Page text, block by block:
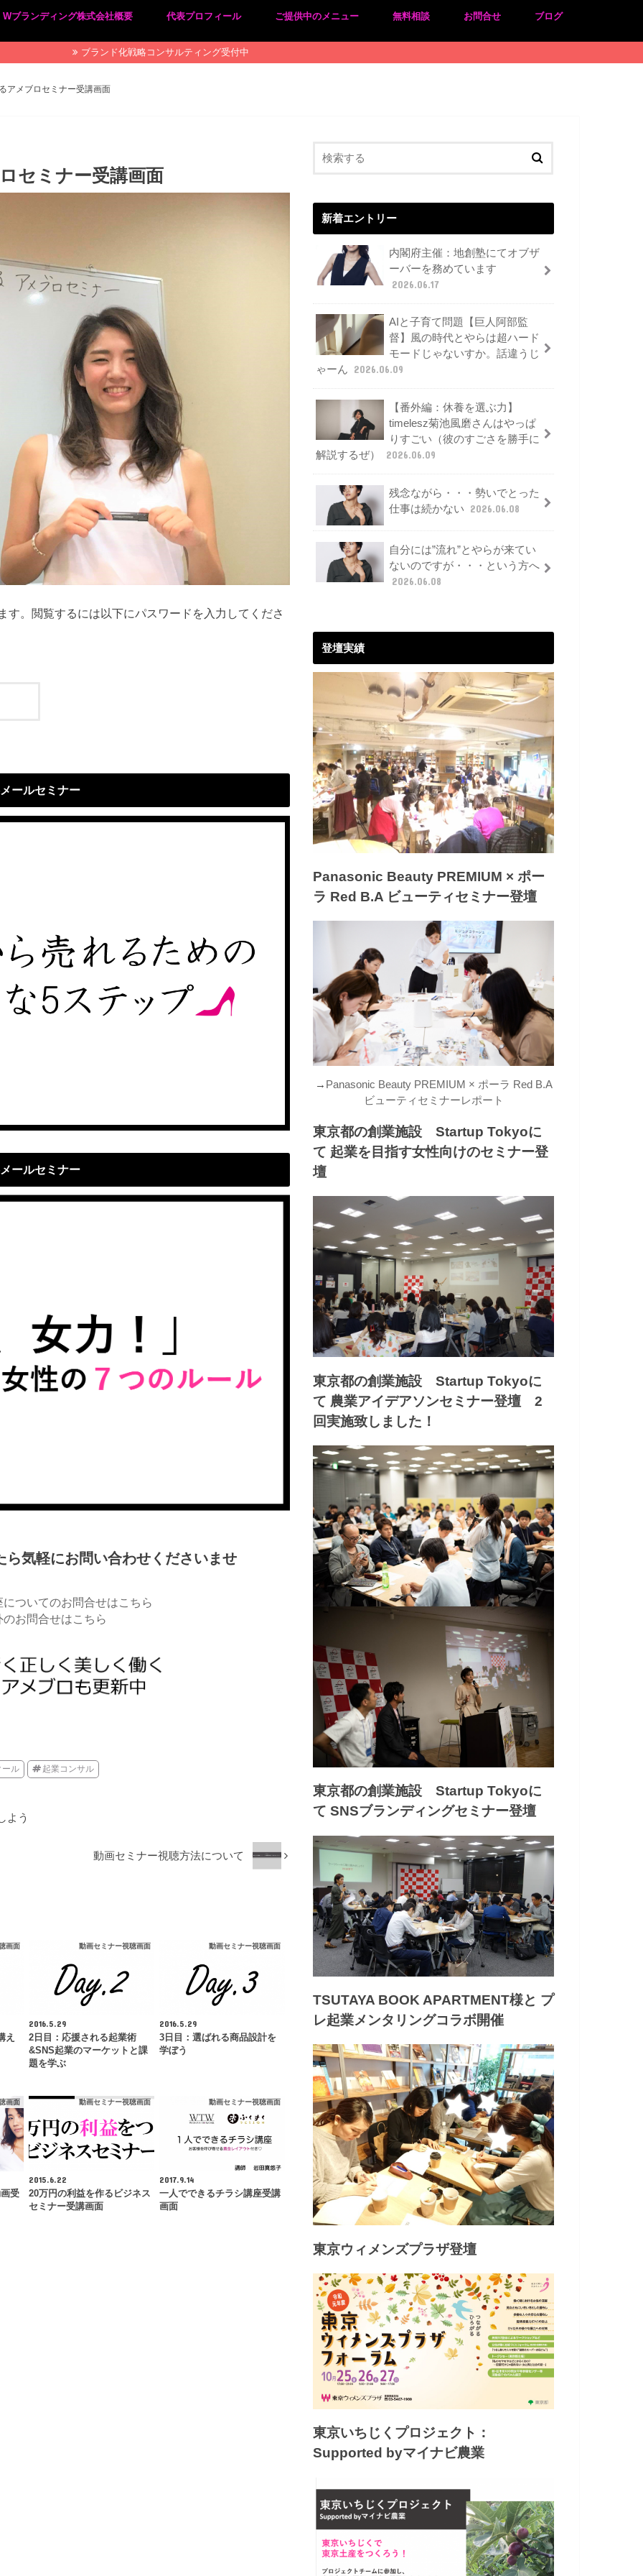
Wブランディング株式会社概要
ライバシーポリシー
定商取引法に基づく表記
代表プロフィール ご提供中のメニュー 無料相談 お問合せ ブログ
ブランド化戦略コンサルティング受付中
アメブロセミナー受講画面
セミナー受講画面
。閲覧するには以下にパスワードを入力してくださ
ールセミナー
ールセミナー
ら気軽にお問い合わせくださいませ
ついてのお問合せはこちら
のお問合せはこちら
ール 起業コンサル
よう
動画セミナー視聴方法について
画面
え
動画セミナー視聴画面
2016.5.29
2日目：応援される起業術
&SNS起業のマーケットと課
題を学ぶ
動画セミナー視聴画面
2016.5.29
3日目：選ばれる商品設計を
学ぼう
画面
受
動画セミナー視聴画面
2015.6.22
20万円の利益を作るビジネス
セミナー受講画面
動画セミナー視聴画面
2017.9.14
一人でできるチラシ講座受講
画面
新着エントリー
内閣府主催：地創塾にてオブザ
ーバーを務めています
2026.06.17
AIと子育て問題【巨人阿部監
督】風の時代とやらは超ハード
モードじゃないすか。話違うじ
ゃーん
2026.06.09
【番外編：休養を選ぶ力】
timelesz菊池風磨さんはやっぱ
りすごい（彼のすごさを勝手に
解説するぜ）
2026.06.09
残念ながら・・・勢いでとった
仕事は続かない
2026.06.08
自分には”流れ”とやらが来てい
ないのですが・・・という方へ
2026.06.08
登壇実績
Panasonic Beauty PREMIUM × ポー
ラ Red B.A ビューティセミナー登壇
→ Panasonic Beauty PREMIUM × ポーラ Red B.A
ビューティセミナーレポート
東京都の創業施設 Startup Tokyoに
て 起業を目指す女性向けのセミナー登
壇
東京都の創業施設 Startup Tokyoに
て 農業アイデアソンセミナー登壇 2
回実施致しました！
東京都の創業施設 Startup Tokyoに
て SNSブランディングセミナー登壇
TSUTAYA BOOK APARTMENT様と プ
レ起業メンタリングコラボ開催
東京ウィメンズプラザ登壇
東京いちじくプロジェクト：
Supported byマイナビ農業